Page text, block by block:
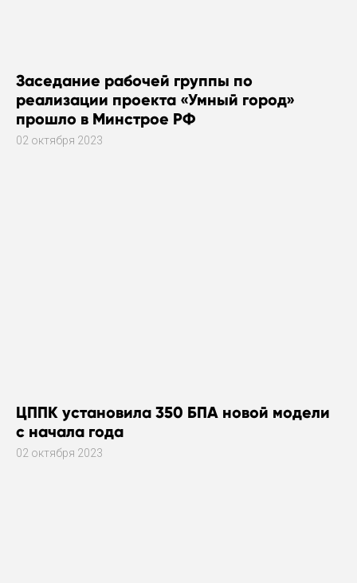
Заседание рабочей группы по
реализации проекта «Умный город»
прошло в Минстрое РФ
02 октября 2023
ЦППК установила 350 БПА новой модели
с начала года
02 октября 2023